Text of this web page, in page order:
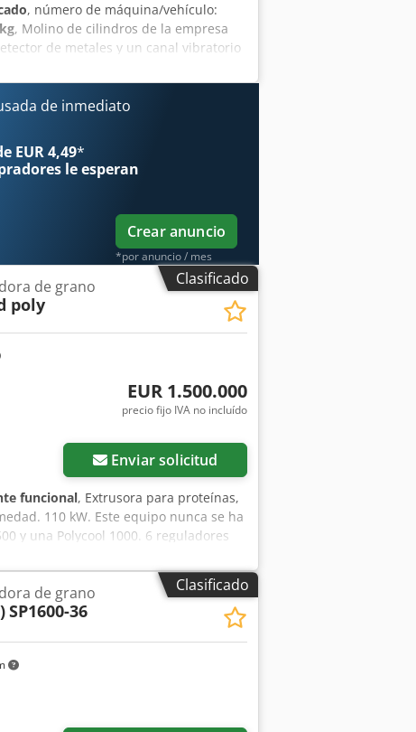
, número de máquina/vehículo:
, Molino de cilindros de la empresa
de metales y un canal vibratorio
de cilindros aprox. 9.200 kg.
de inmediato
EUR 4,49*
le esperan
Crear anuncio
*por anuncio / mes
Clasificado
de grano
poly
EUR 1.500.000
precio fijo IVA no incluído
Enviar solicitud
funcional, Extrusora para proteínas,
110 kW. Este equipo nunca se ha
y una Polycool 1000. 6 reguladores
(por peso) para proteínas. Panel
Crsdpfx Aozh I Dqeicsf Sistema
Clasificado
de grano
SP1600-36